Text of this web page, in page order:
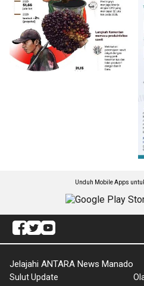
Unduh Mobile Apps
Jelajahi ANTARA News Manado
Sulut Update